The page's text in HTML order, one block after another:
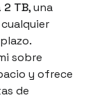
2 TB, una
sobre
y ofrece
de